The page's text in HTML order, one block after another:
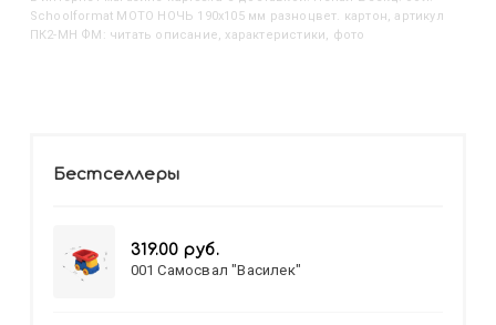
Schoolformat МОТО НОЧЬ 190х105 мм разноцвет. картон, артикул
ПК2-МН ФМ: читать описание, характеристики, фото
Бестселлеры
319.00 руб.
001 Самосвал "Василек"